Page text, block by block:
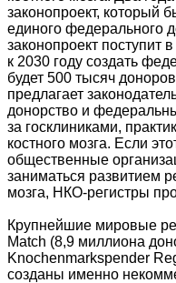
законопроект, который
единого федерального
законопроект поступит
к 2030 году создать
будет 500 тысяч
предлагает
донорство и
за госклиниками,
костного мозга. Если
общественные
заниматься развитием
мозга, НКО-регистры
Крупнейшие мировые
Match (8,9 миллиона
Knochenmarkspender
созданы именно